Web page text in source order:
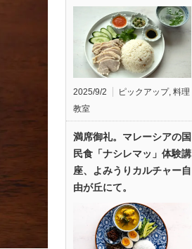
2025/9/2 ピックアップ, 料理
教室
満席御礼。マレーシアの国
民食「ナシレマッ」体験講
座、よみうりカルチャー自
由が丘にて。